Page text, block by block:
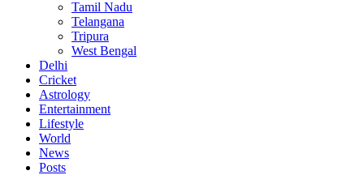
Tamil Nadu
Telangana
Tripura
West Bengal
Delhi
Cricket
Astrology
Entertainment
Lifestyle
World
News
Posts